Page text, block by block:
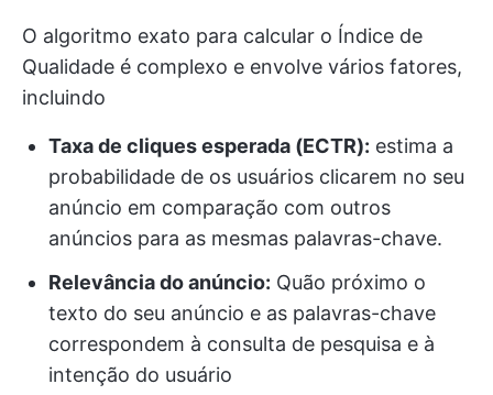
O algoritmo exato para calcular o Índice de
Qualidade é complexo e envolve vários fatores,
incluindo
Taxa de cliques esperada (ECTR): estima a
probabilidade de os usuários clicarem no seu
anúncio em comparação com outros
anúncios para as mesmas palavras-chave.
Relevância do anúncio: Quão próximo o
texto do seu anúncio e as palavras-chave
correspondem à consulta de pesquisa e à
intenção do usuário